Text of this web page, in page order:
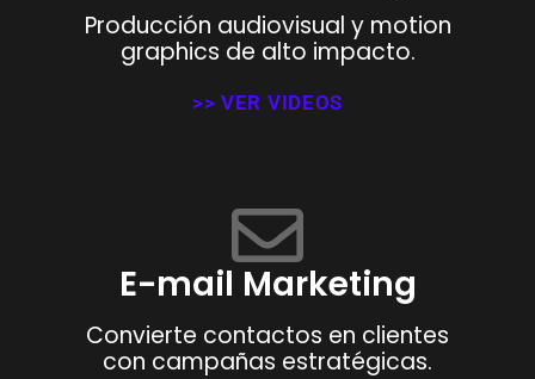
Producción audiovisual y motion
graphics de alto impacto.
>> VER VIDEOS
E-mail Marketing
Convierte contactos en clientes
con campañas estratégicas.